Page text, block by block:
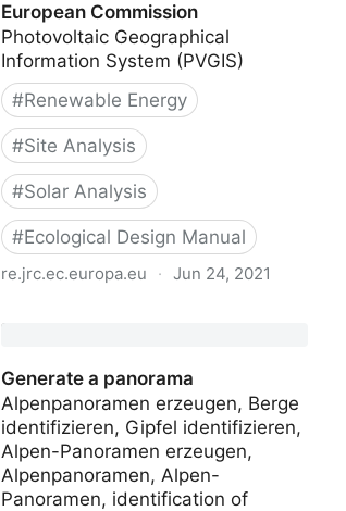
European Commission
Photovoltaic Geographical
Information System (PVGIS)
#Renewable Energy
#Site Analysis
#Solar Analysis
#Ecological Design Manual
re.jrc.ec.europa.eu · Jun 24, 2021
Generate a panorama
Alpenpanoramen erzeugen, Berge
identifizieren, Gipfel identifizieren,
Alpen-Panoramen erzeugen,
Alpenpanoramen, Alpen-
Panoramen, identification of